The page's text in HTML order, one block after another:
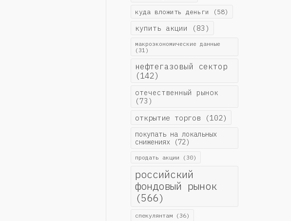
куда вложить деньги (58)
купить акции (83)
макроэкономические данные
(31)
нефтегазовый сектор
(142)
отечественный рынок
(73)
открытие торгов (102)
покупать на локальных
снижениях(72)
продать акции (30)
российский
фондовый рынок
(566)
спекулянтам(36)